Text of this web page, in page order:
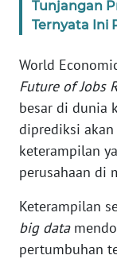
Tunjangan
Ternyata Ini
World
Future of Jobs
besar di dunia
diprediksi
keterampilan
perusahaan di
Keterampilan
big data
pertumbuhan
IKLAN
KAMI
PEDOMAN
MEDIA
SIBER
KARIR